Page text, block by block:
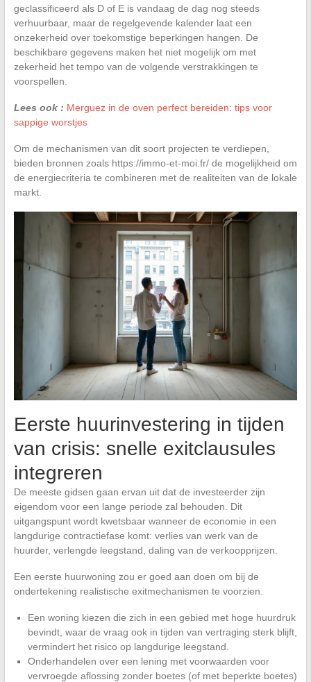
geclassificeerd als D of E is vandaag de dag nog steeds
verhuurbaar, maar de regelgevende kalender laat een
onzekerheid over toekomstige beperkingen hangen. De
beschikbare gegevens maken het niet mogelijk om met
zekerheid het tempo van de volgende verstrakkingen te
voorspellen.
Lees ook : Merguez in de oven perfect bereiden: tips voor
sappige worstjes
Om de mechanismen van dit soort projecten te verdiepen,
bieden bronnen zoals https://immo-et-moi.fr/ de mogelijkheid om
de energiecriteria te combineren met de realiteiten van de lokale
markt.
Eerste huurinvestering in tijden
van crisis: snelle exitclausules
integreren
De meeste gidsen gaan ervan uit dat de investeerder zijn
eigendom voor een lange periode zal behouden. Dit
uitgangspunt wordt kwetsbaar wanneer de economie in een
langdurige contractiefase komt: verlies van werk van de
huurder, verlengde leegstand, daling van de verkoopprijzen.
Een eerste huurwoning zou er goed aan doen om bij de
ondertekening realistische exitmechanismen te voorzien.
Een woning kiezen die zich in een gebied met hoge huurdruk
bevindt, waar de vraag ook in tijden van vertraging sterk blijft,
vermindert het risico op langdurige leegstand.
Onderhandelen over een lening met voorwaarden voor
vervroegde aflossing zonder boetes (of met beperkte boetes)